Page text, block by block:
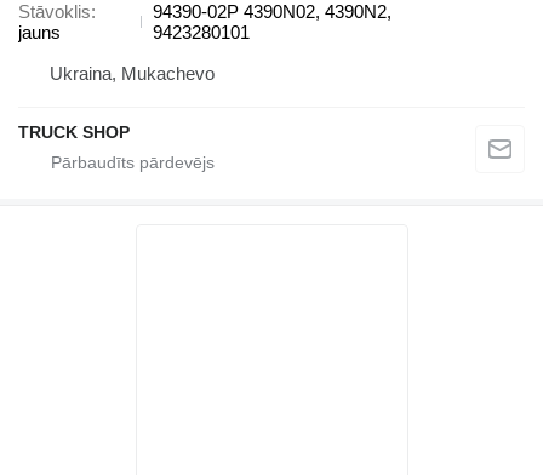
Stāvoklis
jauns
94390-02P 4390N02, 4390N2,
9423280101
Ukraina, Mukachevo
TRUCK SHOP